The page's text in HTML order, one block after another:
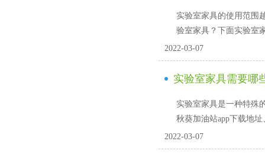
实验室家具的使用范围越来
验室家具？下面实验室
2022-03-07
实验室家具需要哪
实验室家具是一种特殊的
秋葵加油站app下载地址
2022-03-07